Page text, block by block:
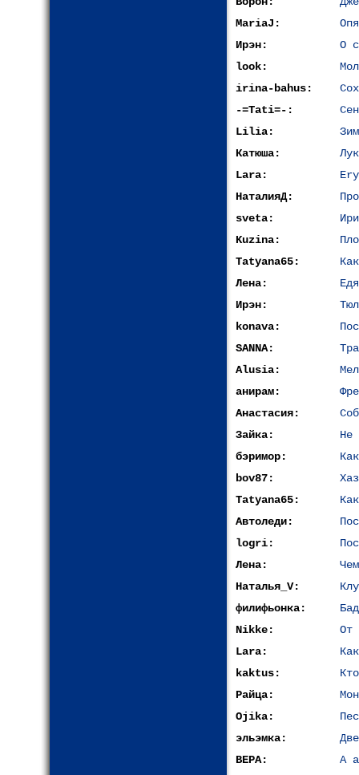
MariaJ:
Ирэн:
О
look:
irina-bahus:
-=Tati=-:
Lilia:
Катюша:
Lara:
НаталияД:
sveta:
Kuzina:
Tatyana65:
Лена:
Ирэн:
konava:
SANNA:
Alusia:
анирам:
Анастасия:
Зайка:
Не
бэримор:
bov87:
Tatyana65:
Автоледи:
logri:
Лена:
Наталья_V:
филифьонка:
Nikke:
От
Lara:
kaktus:
Райца:
Ojika:
эльэмка:
ВЕРА:
А